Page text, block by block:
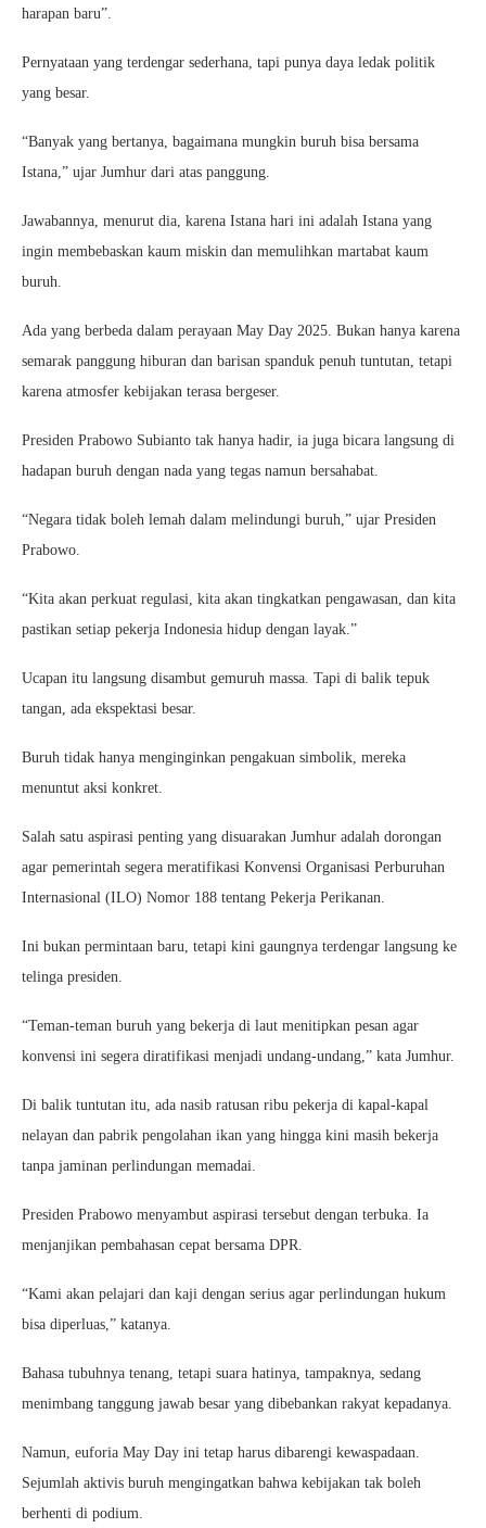
harapan baru”.
Pernyataan yang terdengar sederhana, tapi punya daya ledak politik
yang besar.
“Banyak yang bertanya, bagaimana mungkin buruh bisa bersama
Istana,” ujar Jumhur dari atas panggung.
Jawabannya, menurut dia, karena Istana hari ini adalah Istana yang
ingin membebaskan kaum miskin dan memulihkan martabat kaum
buruh.
Ada yang berbeda dalam perayaan May Day 2025. Bukan hanya karena
semarak panggung hiburan dan barisan spanduk penuh tuntutan, tetapi
karena atmosfer kebijakan terasa bergeser.
Presiden Prabowo Subianto tak hanya hadir, ia juga bicara langsung di
hadapan buruh dengan nada yang tegas namun bersahabat.
“Negara tidak boleh lemah dalam melindungi buruh,” ujar Presiden
Prabowo.
“Kita akan perkuat regulasi, kita akan tingkatkan pengawasan, dan kita
pastikan setiap pekerja Indonesia hidup dengan layak.”
Ucapan itu langsung disambut gemuruh massa. Tapi di balik tepuk
tangan, ada ekspektasi besar.
Buruh tidak hanya menginginkan pengakuan simbolik, mereka
menuntut aksi konkret.
Salah satu aspirasi penting yang disuarakan Jumhur adalah dorongan
agar pemerintah segera meratifikasi Konvensi Organisasi Perburuhan
Internasional (ILO) Nomor 188 tentang Pekerja Perikanan.
Ini bukan permintaan baru, tetapi kini gaungnya terdengar langsung ke
telinga presiden.
“Teman-teman buruh yang bekerja di laut menitipkan pesan agar
konvensi ini segera diratifikasi menjadi undang-undang,” kata Jumhur.
Di balik tuntutan itu, ada nasib ratusan ribu pekerja di kapal-kapal
nelayan dan pabrik pengolahan ikan yang hingga kini masih bekerja
tanpa jaminan perlindungan memadai.
Presiden Prabowo menyambut aspirasi tersebut dengan terbuka. Ia
menjanjikan pembahasan cepat bersama DPR.
“Kami akan pelajari dan kaji dengan serius agar perlindungan hukum
bisa diperluas,” katanya.
Bahasa tubuhnya tenang, tetapi suara hatinya, tampaknya, sedang
menimbang tanggung jawab besar yang dibebankan rakyat kepadanya.
Namun, euforia May Day ini tetap harus dibarengi kewaspadaan.
Sejumlah aktivis buruh mengingatkan bahwa kebijakan tak boleh
berhenti di podium.